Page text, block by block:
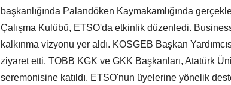
başkanlığında Palandöken Kaymakamlığında
Çalışma Kulübü, ETSO'da etkinlik düzenledi.
kalkınma vizyonu yer aldı. KOSGEB Başkan
ziyaret etti. TOBB KGK ve GKK Başkanları, Atatürk
seremonisine katıldı. ETSO'nun üyelerine yönelik